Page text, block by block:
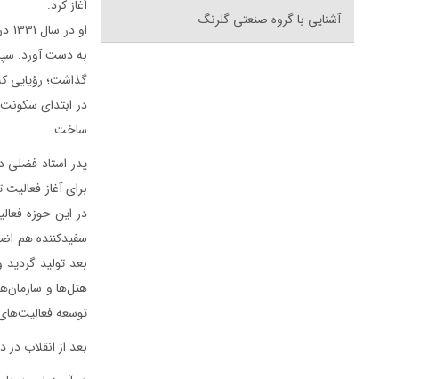
آشنایی با گروه صنعتی گلرنگ
آغاز کرد.
گذاشت؛ رؤیایی
ساخت.
پدر استاد فضلی
برای آغاز
سفيدکننده هم
بعد توليد
توسعه
بعد از انقلاب